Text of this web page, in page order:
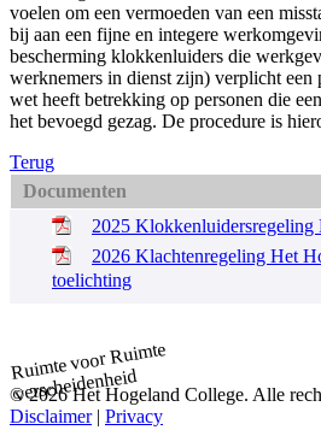
voelen om een vermoeden van een
bij aan een fijne en integere
bescherming klokkenluiders die
werknemers in dienst zijn) verplicht een
wet heeft betrekking op personen die
het bevoegd gezag. De procedure is
Terug
Documenten
2025 Klokkenluidersregeling
2026 Klachtenregeling Het
toelichting
Ruimte voorRuimte
verscheidenheid
© 2026 Het Hogeland College. Alle
Disclaimer| Privacy